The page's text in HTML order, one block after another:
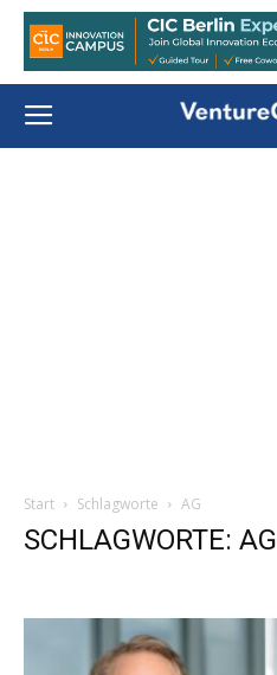
Start Schlagworte AG
SCHLAGWORTE: AG